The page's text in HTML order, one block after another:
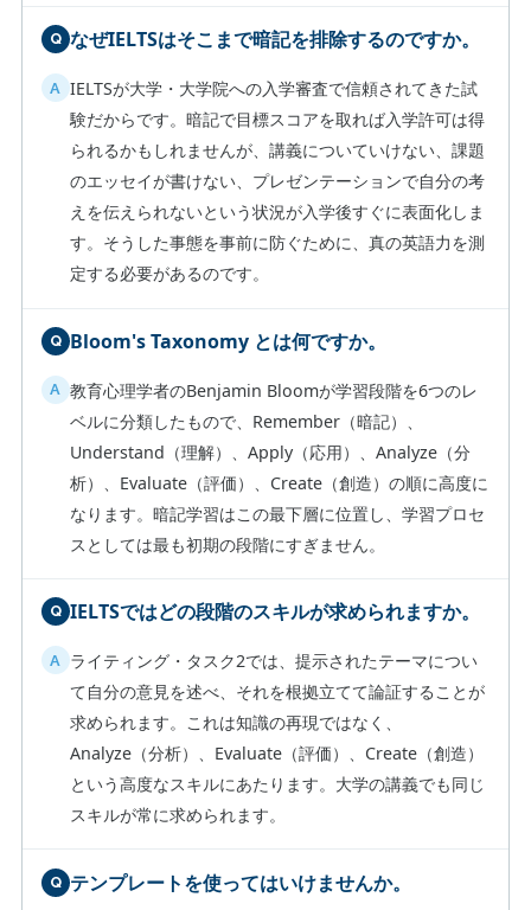
なぜIELTSはそこまで暗記を排除するのですか。
IELTSが大学・大学院への入学審査で信頼されてきた試
験だからです。暗記で目標スコアを取れば入学許可は得
られるかもしれませんが、講義についていけない、課題
のエッセイが書けない、プレゼンテーションで自分の考
えを伝えられないという状況が入学後すぐに表面化しま
す。そうした事態を事前に防ぐために、真の英語力を測
定する必要があるのです。
Bloom's Taxonomy とは何ですか。
教育心理学者のBenjamin Bloomが学習段階を6つのレ
ベルに分類したもので、Remember（暗記）、
Understand（理解）、Apply（応用）、Analyze（分
析）、Evaluate（評価）、Create（創造）の順に高度に
なります。暗記学習はこの最下層に位置し、学習プロセ
スとしては最も初期の段階にすぎません。
IELTSではどの段階のスキルが求められますか。
ライティング・タスク2では、提示されたテーマについ
て自分の意見を述べ、それを根拠立てて論証することが
求められます。これは知識の再現ではなく、
Analyze（分析）、Evaluate（評価）、Create（創造）
という高度なスキルにあたります。大学の講義でも同じ
スキルが常に求められます。
テンプレートを使ってはいけませんか。